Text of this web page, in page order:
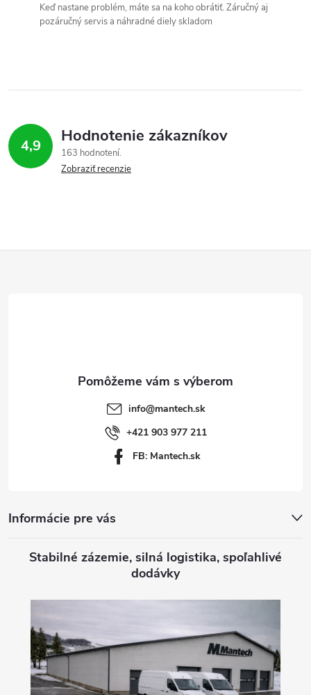
Keď nastane problém, máte sa na koho obrátiť. Záručný aj
pozáručný servis a náhradné diely skladom
4,9 Hodnotenie zákazníkov
163 hodnotení
Zobraziť recenzie
info@mantech.sk
+421 903 977 211
FB: Mantech.sk
Informácie pre vás
Stabilné zázemie, silná logistika, spoľahlivé
dodávky